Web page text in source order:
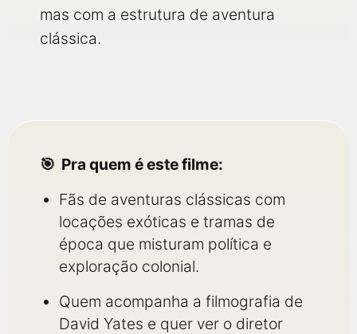
mas com a estrutura de aventura
clássica.
Pra quem é este filme:
Fãs de aventuras clássicas com
locações exóticas e tramas de
época que misturam política e
exploração colonial.
Quem acompanha a filmografia de
David Yates e quer ver o diretor